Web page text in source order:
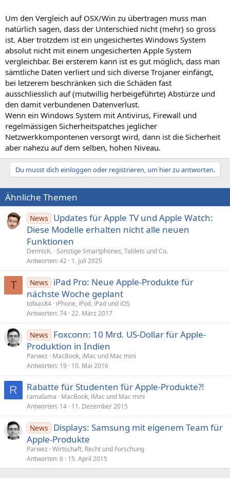
Um den Vergleich auf OSX/Win zu übertragen muss man
natürlich sagen, dass der Unterschied nicht (mehr) so gross
ist. Aber trotzdem ist ein ungesichertes Windows System
absolut nicht mit einem ungesicherten Apple System
vergleichbar. Bei ersterem kann ist es gut möglich, dass man
sämtliche Daten verliert und sich diverse Trojaner einfängt,
bei letzerem beschränken sich die Schäden fast
ausschliesslich auf (mutwillig herbeigeführte) Abstürze und
den damit verbundenen Datenverlust.
Wenn ein Windows System mit Antivirus, Firewall und
regelmässigen Sicherheitspatches jeglicher
Netzwerkkompontenen versorgt wird, dann ist die Sicherheit
aber nahezu auf dem selben, hohen Niveau.
Du musst dich einloggen oder registrieren, um hier zu antworten.
Ähnliche Themen
News
Updates für Apple TV und Apple Watch:
Diese Modelle erhalten nicht alle neuen
Funktionen
DennisK. Sonstige Smartphones, Tablets und Co.
Antworten 42 1. Juli 2025
T News
iPad Pro: Neue Apple-Produkte für
nächste Woche geplant
tobias84 iPhone, iPod, iPad und iOS
Antworten 74 22. März 2017
News
Foxconn: 10 Mrd. US-Dollar für Apple-
Produktion in Indien
Parwez
MacBook, iMac und Mac mini
Antworten 19 10. Mai 2016
R Rabatte für Studenten für Apple-Produkte?!
ramalama
MacBook, iMac und Mac mini
Antworten 14 11. Dezember 2015
News
Displays: Samsung mit eigenem Team für
Apple-Produkte
Parwez Wirtschaft, Recht und Forschung
Antworten 6 15. April 2015